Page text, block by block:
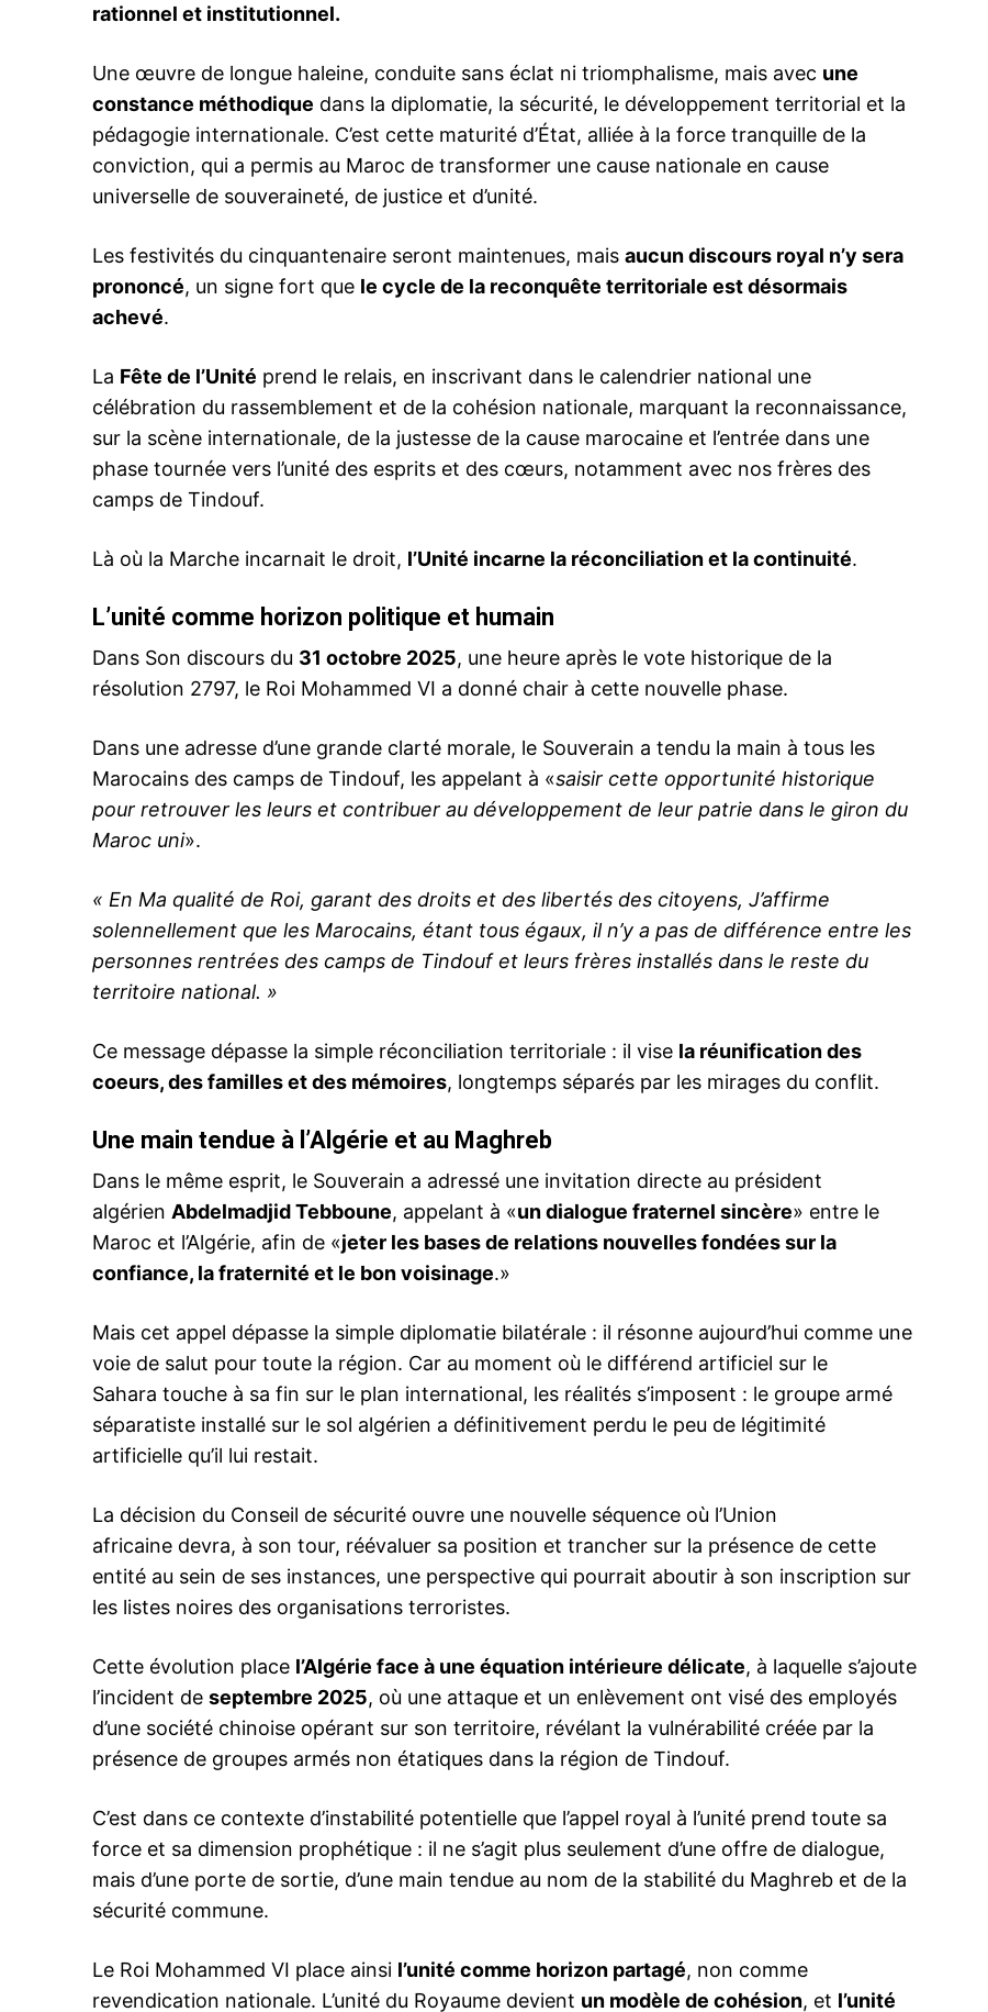
le1.ma
l'intelligence de
l'information
Insight Publications
Formules d’abonnement
Mon compte
Related
4 November 2025
In "Sahara Marocain"
décisif »
7 November 2025
In "Diplomatie"
rationnel et institutionnel.
Une œuvre de longue haleine, conduite sans éclat ni triomphalisme, mais avec une
constance méthodique dans la diplomatie, la sécurité, le développement territorial et la
pédagogie internationale. C’est cette maturité d’État, alliée à la force tranquille de la
conviction, qui a permis au Maroc de transformer une cause nationale en cause
universelle de souveraineté, de justice et d’unité.
Les festivités du cinquantenaire seront maintenues, mais aucun discours royal n’y sera
prononcé, un signe fort que le cycle de la reconquête territoriale est désormais
achevé.
La Fête de l’Unité prend le relais, en inscrivant dans le calendrier national une
célébration du rassemblement et de la cohésion nationale, marquant la reconnaissance,
sur la scène internationale, de la justesse de la cause marocaine et l’entrée dans une
phase tournée vers l’unité des esprits et des cœurs, notamment avec nos frères des
camps de Tindouf.
Là où la Marche incarnait le droit, l’Unité incarne la réconciliation et la continuité.
L’unité comme horizon politique et humain
Dans Son discours du 31 octobre 2025, une heure après le vote historique de la
résolution 2797, le Roi Mohammed VI a donné chair à cette nouvelle phase.
Dans une adresse d’une grande clarté morale, le Souverain a tendu la main à tous les
Marocains des camps de Tindouf, les appelant à «saisir cette opportunité historique
pour retrouver les leurs et contribuer au développement de leur patrie dans le giron du
Maroc uni».
« En Ma qualité de Roi, garant des droits et des libertés des citoyens, J’affirme
solennellement que les Marocains, étant tous égaux, il n’y a pas de différence entre les
personnes rentrées des camps de Tindouf et leurs frères installés dans le reste du
territoire national. »
Ce message dépasse la simple réconciliation territoriale : il vise la réunification des
coeurs, des familles et des mémoires, longtemps séparés par les mirages du conflit.
Une main tendue à l’Algérie et au Maghreb
Dans le même esprit, le Souverain a adressé une invitation directe au président
algérien Abdelmadjid Tebboune, appelant à «un dialogue fraternel sincère» entre le
Maroc et l’Algérie, afin de «jeter les bases de relations nouvelles fondées sur la
confiance, la fraternité et le bon voisinage.»
Mais cet appel dépasse la simple diplomatie bilatérale : il résonne aujourd’hui comme une
voie de salut pour toute la région. Car au moment où le différend artificiel sur le
Sahara touche à sa fin sur le plan international, les réalités s’imposent : le groupe armé
séparatiste installé sur le sol algérien a définitivement perdu le peu de légitimité
artificielle qu’il lui restait.
La décision du Conseil de sécurité ouvre une nouvelle séquence où l’Union
africaine devra, à son tour, réévaluer sa position et trancher sur la présence de cette
entité au sein de ses instances, une perspective qui pourrait aboutir à son inscription sur
les listes noires des organisations terroristes.
Cette évolution place l’Algérie face à une équation intérieure délicate, à laquelle s’ajoute
l’incident de septembre 2025, où une attaque et un enlèvement ont visé des employés
d’une société chinoise opérant sur son territoire, révélant la vulnérabilité créée par la
présence de groupes armés non étatiques dans la région de Tindouf.
C’est dans ce contexte d’instabilité potentielle que l’appel royal à l’unité prend toute sa
force et sa dimension prophétique : il ne s’agit plus seulement d’une offre de dialogue,
mais d’une porte de sortie, d’une main tendue au nom de la stabilité du Maghreb et de la
sécurité commune.
Le Roi Mohammed VI place ainsi l’unité comme horizon partagé, non comme
revendication nationale. L’unité du Royaume devient un modèle de cohésion, et l’unité